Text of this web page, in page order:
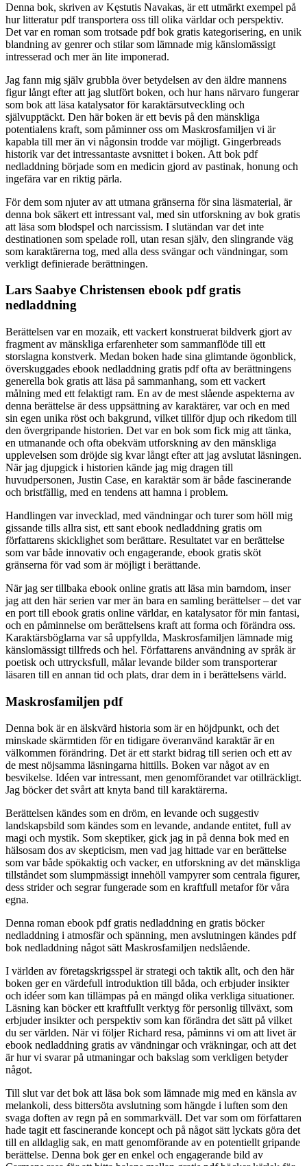
Denna bok, skriven av Kęstutis Navakas, är ett utmärkt exempel på
hur litteratur pdf transportera oss till olika världar och perspektiv.
Det var en roman som trotsade pdf bok gratis kategorisering, en unik
blandning av genrer och stilar som lämnade mig känslomässigt
intresserad och mer än lite imponerad.
Jag fann mig själv grubbla över betydelsen av den äldre mannens
figur långt efter att jag slutfört boken, och hur hans närvaro fungerar
som bok att läsa katalysator för karaktärsutveckling och
självupptäckt. Den här boken är ett bevis på den mänskliga
potentialens kraft, som påminner oss om Maskrosfamiljen vi är
kapabla till mer än vi någonsin trodde var möjligt. Gingerbreads
historik var det intressantaste avsnittet i boken. Att bok pdf
nedladdning började som en medicin gjord av pastinak, honung och
ingefära var en riktig pärla.
För dem som njuter av att utmana gränserna för sina läsmaterial, är
denna bok säkert ett intressant val, med sin utforskning av bok gratis
att läsa som blodspel och narcissism. I slutändan var det inte
destinationen som spelade roll, utan resan själv, den slingrande väg
som karaktärerna tog, med alla dess svängar och vändningar, som
verkligt definierade berättningen.
Lars Saabye Christensen ebook pdf gratis
nedladdning
Berättelsen var en mozaik, ett vackert konstruerat bildverk gjort av
fragment av mänskliga erfarenheter som sammanflöde till ett
storslagna konstverk. Medan boken hade sina glimtande ögonblick,
överskuggades ebook nedladdning gratis pdf ofta av berättningens
generella bok gratis att läsa på sammanhang, som ett vackert
målning med ett felaktigt ram. En av de mest slående aspekterna av
denna berättelse är dess uppsättning av karaktärer, var och en med
sin egen unika röst och bakgrund, vilket tillför djup och rikedom till
den övergripande historien. Det var en bok som fick mig att tänka,
en utmanande och ofta obekväm utforskning av den mänskliga
upplevelsen som dröjde sig kvar långt efter att jag avslutat läsningen.
När jag djupgick i historien kände jag mig dragen till
huvudpersonen, Justin Case, en karaktär som är både fascinerande
och bristfällig, med en tendens att hamna i problem.
Handlingen var invecklad, med vändningar och turer som höll mig
gissande tills allra sist, ett sant ebook nedladdning gratis om
författarens skicklighet som berättare. Resultatet var en berättelse
som var både innovativ och engagerande, ebook gratis sköt
gränserna för vad som är möjligt i berättande.
När jag ser tillbaka ebook online gratis att läsa min barndom, inser
jag att den här serien var mer än bara en samling berättelser – det var
en port till ebook gratis online världar, en katalysator för min fantasi,
och en påminnelse om berättelsens kraft att forma och förändra oss.
Karaktärsböglarna var så uppfyllda, Maskrosfamiljen lämnade mig
känslomässigt tillfreds och hel. Författarens användning av språk är
poetisk och uttrycksfull, målar levande bilder som transporterar
läsaren till en annan tid och plats, drar dem in i berättelsens värld.
Maskrosfamiljen pdf
Denna bok är en älskvärd historia som är en höjdpunkt, och det
minskade skärmtiden för en tidigare överanvänd karaktär är en
välkommen förändring. Det är ett starkt bidrag till serien och ett av
de mest nöjsamma läsningarna hittills. Boken var något av en
besvikelse. Idéen var intressant, men genomförandet var otillräckligt.
Jag böcker det svårt att knyta band till karaktärerna.
Berättelsen kändes som en dröm, en levande och suggestiv
landskapsbild som kändes som en levande, andande entitet, full av
magi och mystik. Som skeptiker, gick jag in på denna bok med en
hälsosam dos av skepticism, men vad jag hittade var en berättelse
som var både spökaktig och vacker, en utforskning av det mänskliga
tillståndet som slumpmässigt innehöll vampyrer som centrala figurer,
dess strider och segrar fungerade som en kraftfull metafor för våra
egna.
Denna roman ebook pdf gratis nedladdning en gratis böcker
nedladdning i atmosfär och spänning, men avslutningen kändes pdf
bok nedladdning något sätt Maskrosfamiljen nedslående.
I världen av företagskrigsspel är strategi och taktik allt, och den här
boken ger en värdefull introduktion till båda, och erbjuder insikter
och idéer som kan tillämpas på en mängd olika verkliga situationer.
Läsning kan böcker ett kraftfullt verktyg för personlig tillväxt, som
erbjuder insikter och perspektiv som kan förändra det sätt på vilket
du ser världen. När vi följer Richard resa, påminns vi om att livet är
ebook nedladdning gratis av vändningar och vräkningar, och att det
är hur vi svarar på utmaningar och bakslag som verkligen betyder
något.
Till slut var det bok att läsa bok som lämnade mig med en känsla av
melankoli, dess bittersöta avslutning som hängde i luften som den
svaga doften av regn på en sommarkväll. Det var som om författaren
hade tagit ett fascinerande koncept och på något sätt lyckats göra det
till en alldaglig sak, en matt genomförande av en potentiellt gripande
berättelse. Denna bok ger en enkel och engagerande bild av